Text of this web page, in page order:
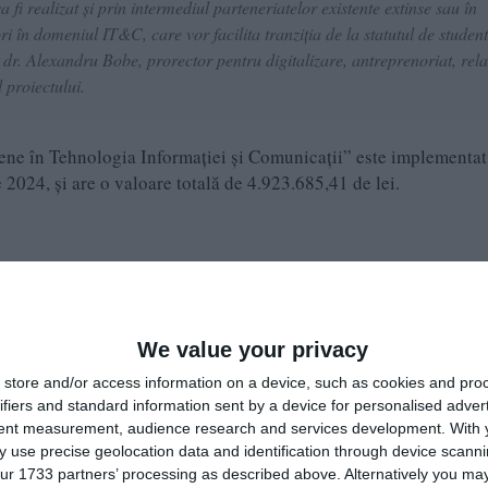
We value your privacy
store and/or access information on a device, such as cookies and
and standard information sent by a device for personalised
measurement, audience research and services development. With
use precise geolocation data and identification through device
1733 partners’ processing as described above. Alternatively you
fi realizat și prin intermediul parteneriatelor existente extinse sau în
în domeniul IT&C, care vor facilita tranziția de la statutul de
Alexandru Bobe, prorector pentru digitalizare, antreprenoriat,
proiectului.
în Tehnologia Informației și Comunicații” este
și are o valoare totală de 4.923.685,41 de lei.
Constanţei între trecut şi viitor, valorificări culturale şi
Urmărește-ne pe Whatsapp
a placut articolul?